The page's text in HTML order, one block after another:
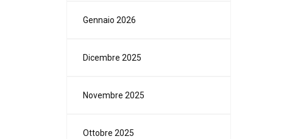
Gennaio 2026
Dicembre 2025
Novembre 2025
Ottobre 2025